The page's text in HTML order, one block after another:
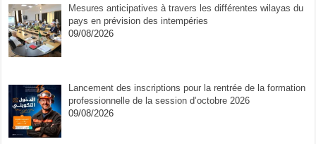
Mesures anticipatives à travers les différentes wilayas du
pays en prévision des intempéries
09/08/2026
Lancement des inscriptions pour la rentrée de la formation
professionnelle de la session d’octobre 2026
09/08/2026